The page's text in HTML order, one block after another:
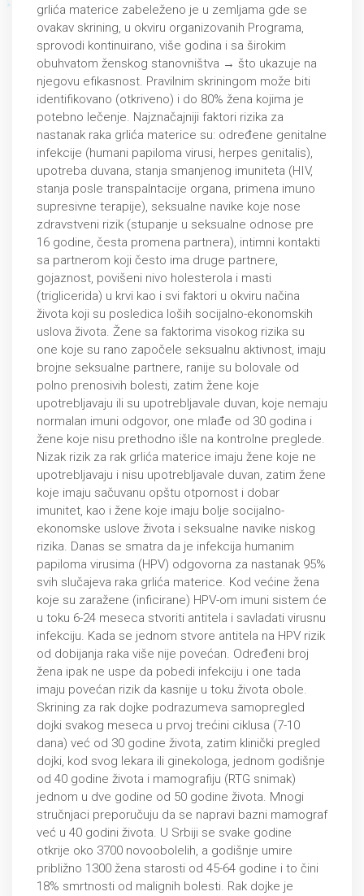
grlića materice zabeleženo je u zemljama gde se
ovakav skrining, u okviru organizovanih Programa,
sprovodi kontinuirano, više godina i sa širokim
obuhvatom ženskog stanovništva → što ukazuje na
njegovu efikasnost. Pravilnim skriningom može biti
identifikovano (otkriveno) i do 80% žena kojima je
potebno lečenje. Najznačajniji faktori rizika za
nastanak raka grlića materice su: određene genitalne
infekcije (humani papiloma virusi, herpes genitalis),
upotreba duvana, stanja smanjenog imuniteta (HIV,
stanja posle transpalntacije organa, primena imuno
supresivne terapije), seksualne navike koje nose
zdravstveni rizik (stupanje u seksualne odnose pre
16 godine, česta promena partnera), intimni kontakti
sa partnerom koji često ima druge partnere,
gojaznost, povišeni nivo holesterola i masti
(triglicerida) u krvi kao i svi faktori u okviru načina
života koji su posledica loših socijalno-ekonomskih
uslova života. Žene sa faktorima visokog rizika su
one koje su rano započele seksualnu aktivnost, imaju
brojne seksualne partnere, ranije su bolovale od
polno prenosivih bolesti, zatim žene koje
upotrebljavaju ili su upotrebljavale duvan, koje nemaju
normalan imuni odgovor, one mlađe od 30 godina i
žene koje nisu prethodno išle na kontrolne preglede.
Nizak rizik za rak grlića materice imaju žene koje ne
upotrebljavaju i nisu upotrebljavale duvan, zatim žene
koje imaju sačuvanu opštu otpornost i dobar
imunitet, kao i žene koje imaju bolje socijalno-
ekonomske uslove života i seksualne navike niskog
rizika. Danas se smatra da je infekcija humanim
papiloma virusima (HPV) odgovorna za nastanak 95%
svih slučajeva raka grlića materice. Kod većine žena
koje su zaražene (inficirane) HPV-om imuni sistem će
u toku 6-24 meseca stvoriti antitela i savladati virusnu
infekciju. Kada se jednom stvore antitela na HPV rizik
od dobijanja raka više nije povećan. Određeni broj
žena ipak ne uspe da pobedi infekciju i one tada
imaju povećan rizik da kasnije u toku života obole.
Skrining za rak dojke podrazumeva samopregled
dojki svakog meseca u prvoj trećini ciklusa (7-10
dana) već od 30 godine života, zatim klinički pregled
dojki, kod svog lekara ili ginekologa, jednom godišnje
od 40 godine života i mamografiju (RTG snimak)
jednom u dve godine od 50 godine života. Mnogi
stručnjaci preporučuju da se napravi bazni mamograf
već u 40 godini života. U Srbiji se svake godine
otkrije oko 3700 novoobolelih, a godišnje umire
približno 1300 žena starosti od 45-64 godine i to čini
18% smrtnosti od malignih bolesti. Rak dojke je